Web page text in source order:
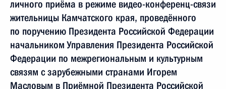
личного приёма в режиме видео-конференц-связи
жительницы Камчатского края, проведённого
по поручению Президента Российской Федерации
начальником Управления Президента Российской
Федерации по межрегиональным и культурным
связям с зарубежными странами Игорем
Масловым в Приёмной Президента Российской